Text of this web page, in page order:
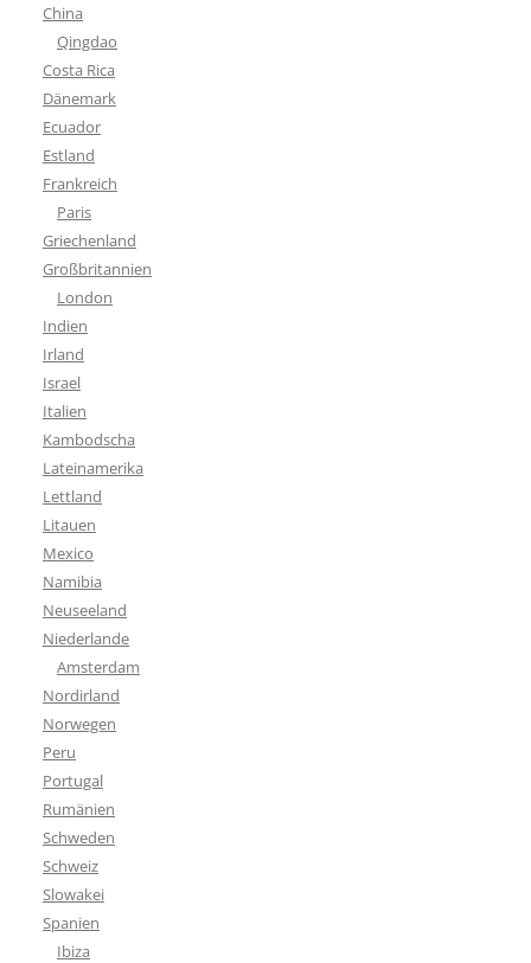
China
Qingdao
Costa Rica
Dänemark
Ecuador
Estland
Frankreich
Paris
Griechenland
Großbritannien
London
Indien
Irland
Israel
Italien
Kambodscha
Lateinamerika
Lettland
Litauen
Mexico
Namibia
Neuseeland
Niederlande
Amsterdam
Nordirland
Norwegen
Peru
Portugal
Rumänien
Schweden
Schweiz
Slowakei
Spanien
Ibiza